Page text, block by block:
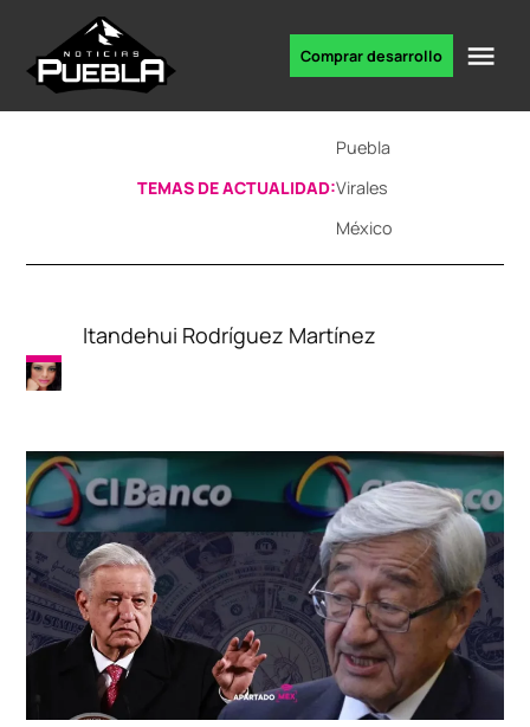
content
Comprar desarrollo
TEMAS DE ACTUALIDAD:
Puebla
Virales
México
Itandehui Rodríguez Martínez